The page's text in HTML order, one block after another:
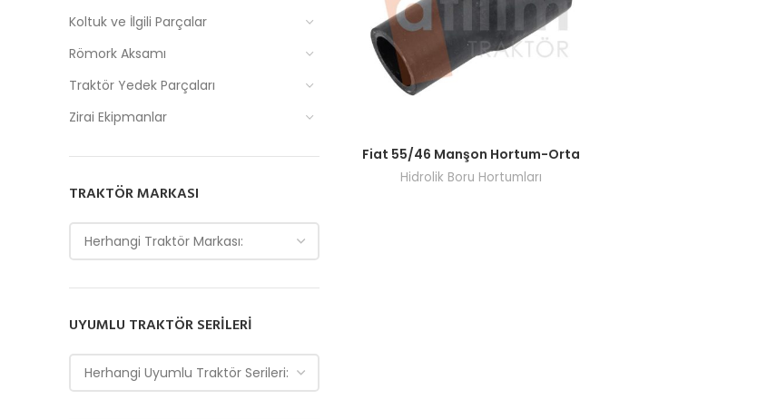
Koltuk ve İlgili Parçalar
Römork Aksamı
Traktör Yedek Parçaları
Zirai Ekipmanlar
TRAKTÖR MARKASI
Herhangi Traktör Markası:
UYUMLU TRAKTÖR SERILERI
Herhangi Uyumlu Traktör Serileri:
Fiyatları görmek için bayi girişi yapın.
Fiat 55/46 Manşon Hortum-Orta
Hidrolik Boru Hortumları